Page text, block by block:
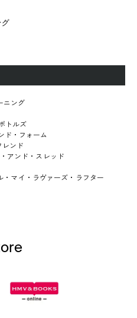
ニング
トルズ
ド・フォーム
ンド
アンド・スレッド
マイ・ラヴァーズ・ラフター